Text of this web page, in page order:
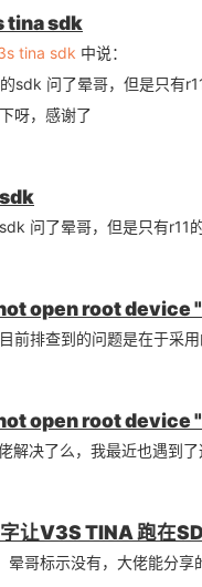
tina sdk
tina sdk 中说：
sdk 问了晕哥，但是只有
呀，感谢了
问了晕哥，但是只有r11
open root
前排查到的问题是在于采
open root
解决了么，我最近也遇到
让V3S TINA 跑在
晕哥标示没有，大佬能分享